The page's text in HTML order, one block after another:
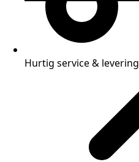
Hurtig service & levering